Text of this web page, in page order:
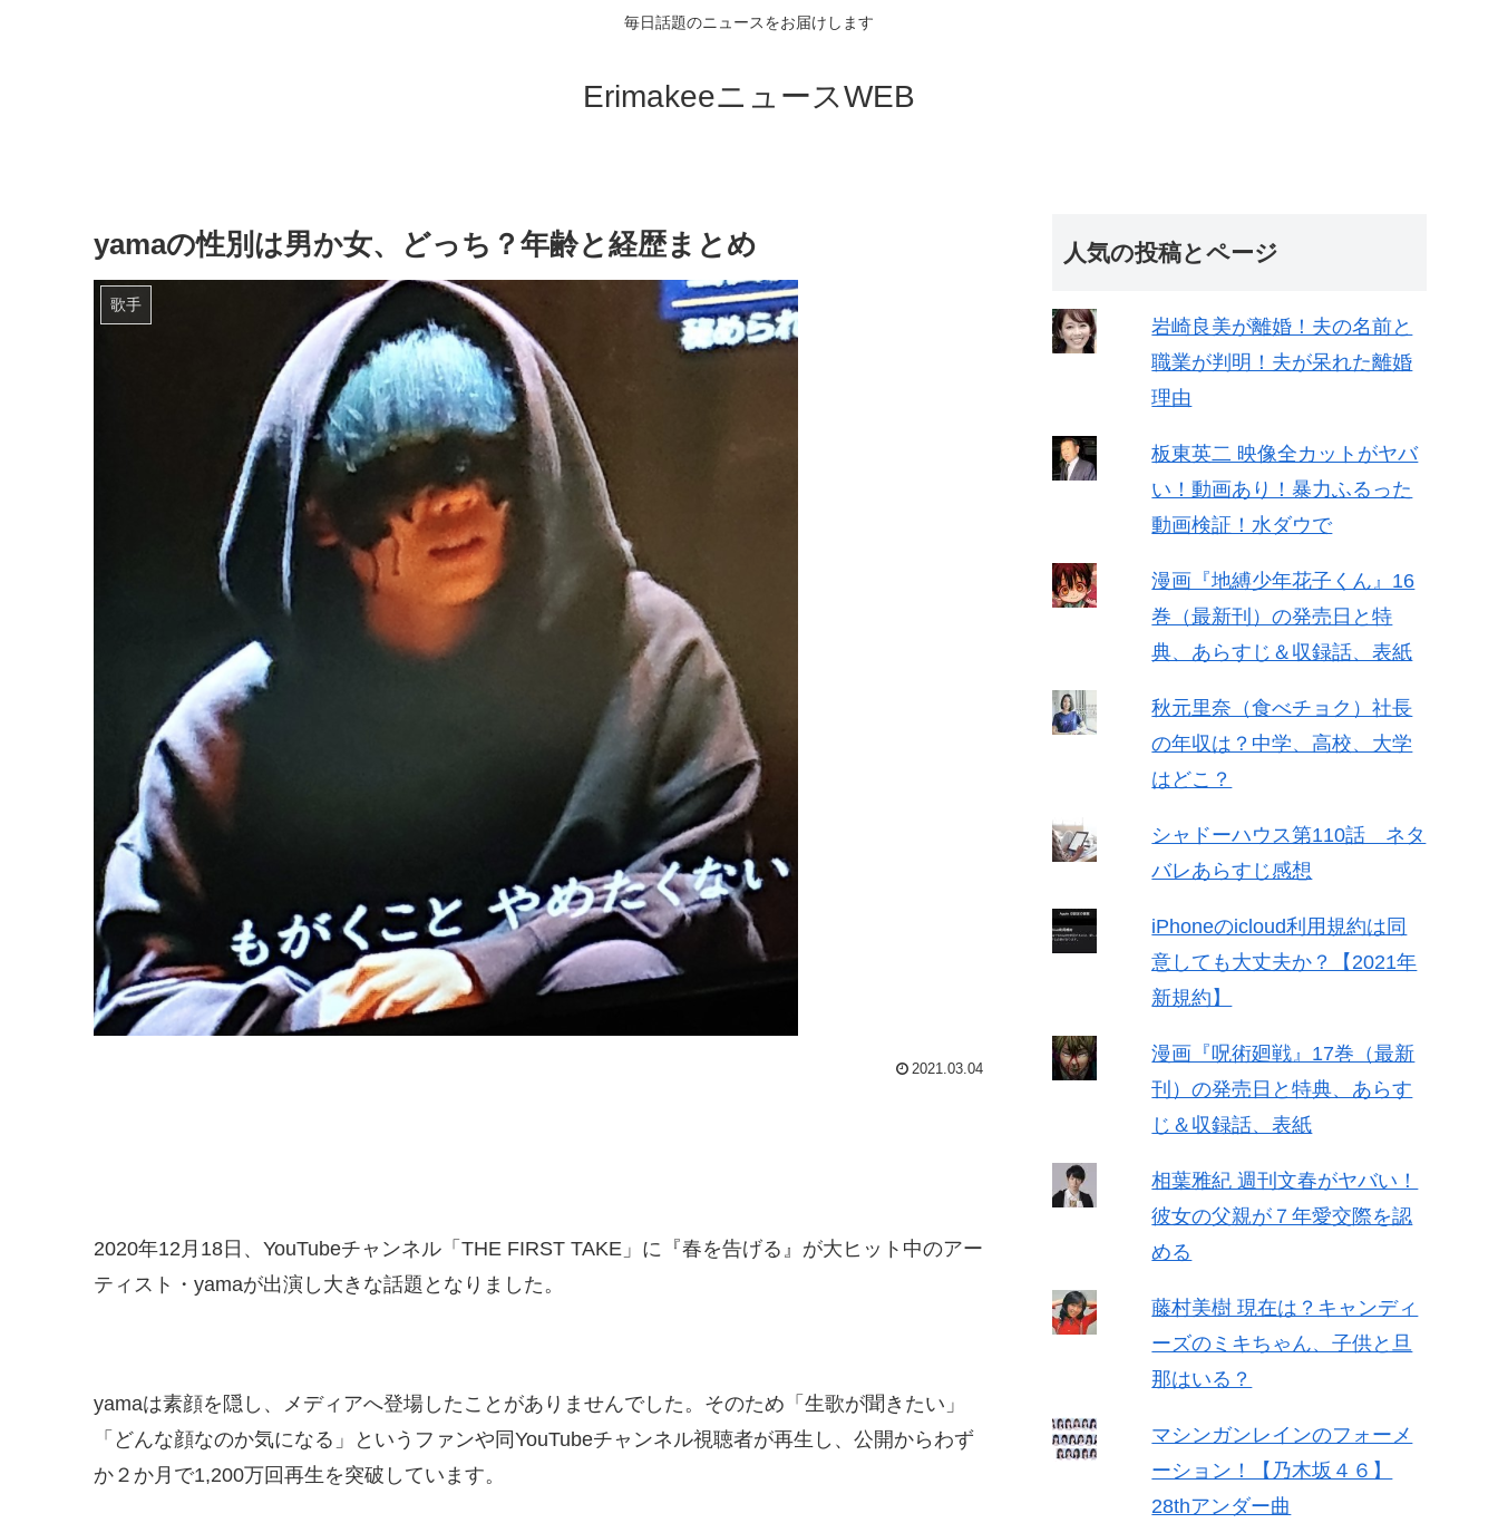
毎日話題のニュースをお届けします
ErimakeeニュースWEB
yamaの性別は男か女、どっち？年齢と経歴まとめ
歌手
2021.03.04
2020年12月18日、YouTubeチャンネル「THE FIRST TAKE」に『春を告げる』が大ヒット中のアー
ティスト・yamaが出演し大きな話題となりました。
yamaは素顔を隠し、メディアへ登場したことがありませんでした。そのため「生歌が聞きたい」
「どんな顔なのか気になる」というファンや同YouTubeチャンネル視聴者が再生し、公開からわず
か２か月で1,200万回再生を突破しています。
人気の投稿とページ
岩崎良美が離婚！夫の名前と
職業が判明！夫が呆れた離婚
理由
板東英二 映像全カットがヤバ
い！動画あり！暴力ふるった
動画検証！水ダウで
漫画『地縛少年花子くん』16
巻（最新刊）の発売日と特
典、あらすじ＆収録話、表紙
秋元里奈（食べチョク）社長
の年収は？中学、高校、大学
はどこ？
シャドーハウス第110話 ネタ
バレあらすじ感想
iPhoneのicloud利用規約は同
意しても大丈夫か？【2021年
新規約】
漫画『呪術廻戦』17巻（最新
刊）の発売日と特典、あらす
じ＆収録話、表紙
相葉雅紀 週刊文春がヤバい！
彼女の父親が７年愛交際を認
める
藤村美樹 現在は？キャンディ
ーズのミキちゃん、子供と旦
那はいる？
マシンガンレインのフォーメ
ーション！【乃木坂４６】
28thアンダー曲